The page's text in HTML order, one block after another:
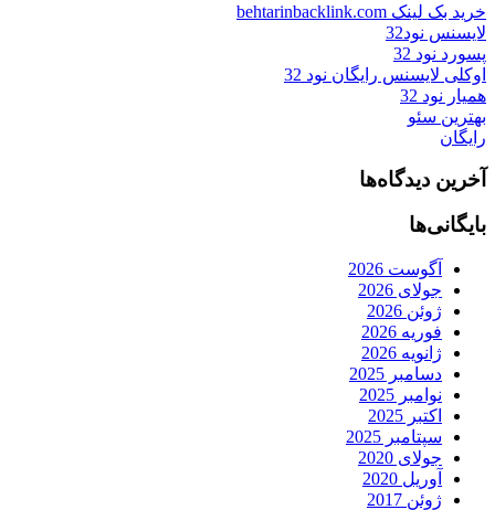
خرید بک لینک behtarinbacklink.com
لایسنس نود32
پسورد نود 32
اوکلی لایسنس رایگان نود 32
همیار نود 32
بهترین سئو
رایگان
آخرین دیدگاه‌ها
بایگانی‌ها
آگوست 2026
جولای 2026
ژوئن 2026
فوریه 2026
ژانویه 2026
دسامبر 2025
نوامبر 2025
اکتبر 2025
سپتامبر 2025
جولای 2020
آوریل 2020
ژوئن 2017